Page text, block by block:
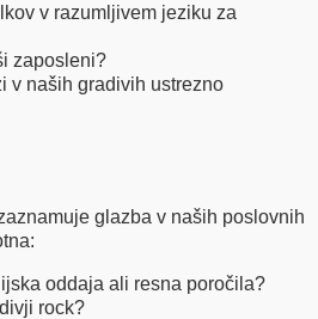
v razumljivem jeziku za
zaposleni?
v naših gradivih ustrezno
glazba v naših poslovnih
oddaja ali resna poročila?
rock?